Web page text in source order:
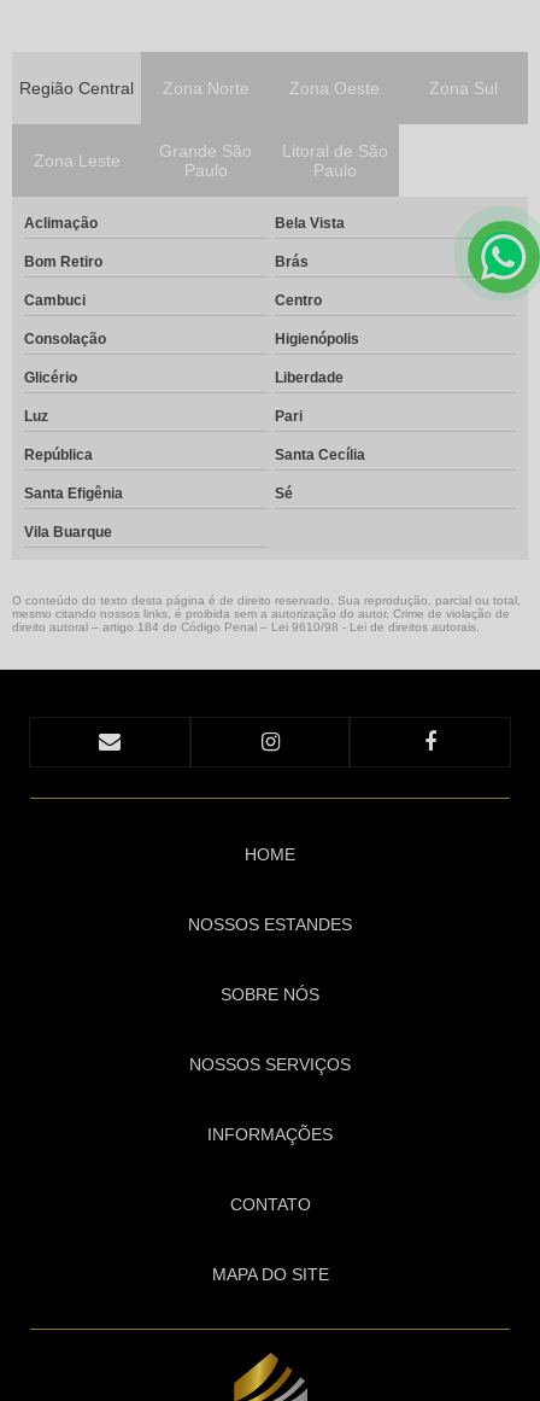
Região Central Zona Norte Zona Oeste Zona Sul
Zona Leste
Grande São
Paulo
Litoral de São
Paulo
Aclimação Bela Vista
Bom Retiro Brás
Cambuci Centro
Consolação Higienópolis
Glicério Liberdade
Luz Pari
República Santa Cecília
Santa Efigênia Sé
Vila Buarque
O conteúdo do texto desta página é de direito reservado. Sua reprodução, parcial ou total,
mesmo citando nossos links, é proibida sem a autorização do autor. Crime de violação de
direito autoral – artigo 184 do Código Penal – Lei 9610/98 - Lei de direitos autorais
HOME
NOSSOS ESTANDES
SOBRE NÓS
NOSSOS SERVIÇOS
INFORMAÇÕES
CONTATO
MAPA DO SITE